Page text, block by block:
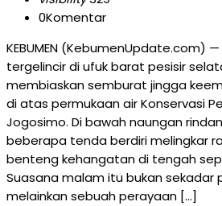
0Komentar
KEBUMEN (KebumenUpdate.com)
tergelincir di ufuk barat pesisir
membiaskan semburat jingga
di atas permukaan air Konservasi
Jogosimo. Di bawah naungan
beberapa tenda berdiri melingkar
benteng kehangatan di tengah
Suasana malam itu bukan sekadar
melainkan sebuah perayaan […]